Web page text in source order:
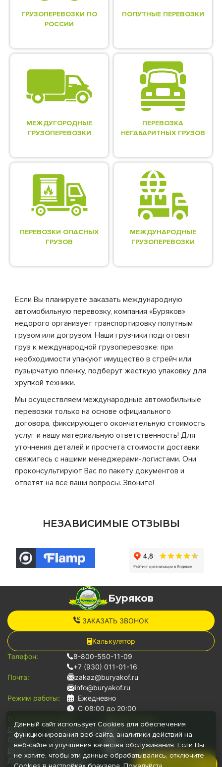
ГРУЗОПЕРЕВОЗКИ ПО
РОССИИ
ПОПУТНЫЕ ПЕРЕВОЗКИ
МЕЖДУГОРОДНЫЕ
ГРУЗОПЕРЕВОЗКИ
ПЕРЕВОЗКА
НЕГАБАРИТНЫХ ГРУЗОВ
ПЕРЕВОЗКИ ОПАСНЫХ
ГРУЗОВ
МЕЖДУНАРОДНЫЕ
ГРУЗОПЕРЕВОЗКИ
Если Вы планируете заказать международную
автомобильную перевозку, компания «Буряков»
недорого организует транспортировку попутным
грузом или догрузом. Наши грузчики подготовят
груз к международной грузоперевозке: при
необходимости упакуют имущество в стрейч или
пузырчатую пленку, подберут жесткую упаковку для
хрупкой техники.
Мы осуществляем международные автомобильные
перевозки только на основе официального
договора, фиксирующего окончательную стоимость
услуг и нашу материальную ответственность! Для
уточнения деталей и просчета стоимости доставки
свяжитесь с нашими менеджерами-логистами. Они
проконсультируют Вас по пакету документов и
ответят на все ваши вопросы. Звоните!
НЕЗАВИСИМЫЕ ОТЗЫВЫ
Буряков
ЗАКАЗАТЬ ЗВОНОК
Калькулятор
Телефон:
8-800-550-11-09
+7 (930) 011-01-16
Почта:
zakaz@buryakof.ru
info@buryakof.ru
Режим работы:
Ежедневно
С 08:00 до 20:00
О компании:
О нас
Отзывы
Вакансии
Документы
Грузоперевозки
Переезды
Грузчики
Для юр.лиц
Наличными
Банковской картой
Безналичный расчет
Данный сайт использует Cookies для обеспечения
функционирования веб-сайта, аналитики действий на
веб-сайте и улучшения качества обслуживания. Если Вы
не хотите, чтобы эти данные обрабатывались, отключите